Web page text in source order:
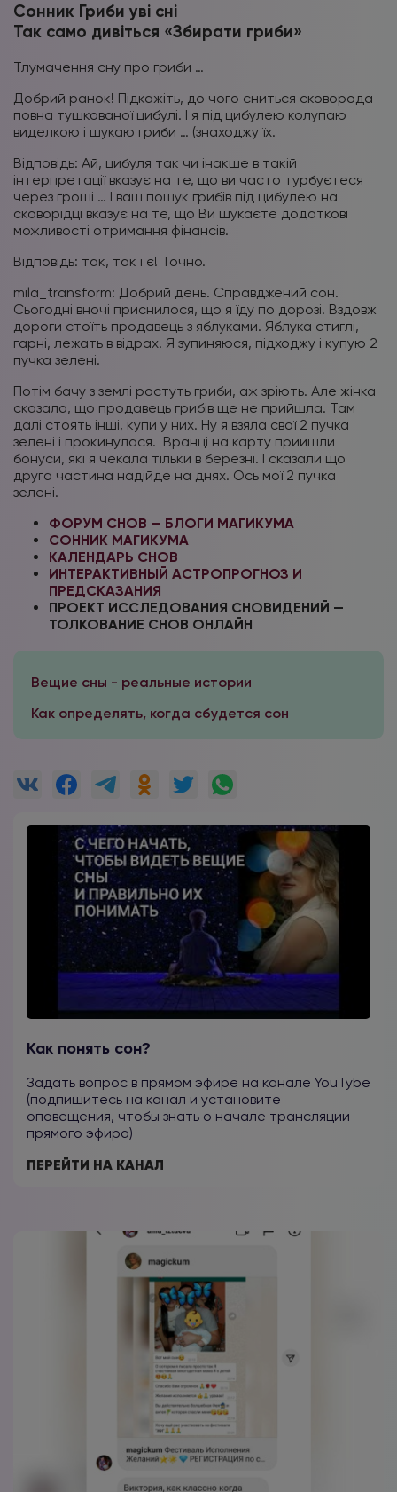
Сонник Гриби уві сні
Так само дивіться «Збирати гриби»
Тлумачення сну про гриби …
Добрий ранок! Підкажіть, до чого сниться сковорода
повна тушкованої цибулі. І я під цибулею колупаю
виделкою і шукаю гриби … (знаходжу їх.
Відповідь: Ай, цибуля так чи інакше в такій
інтерпретації вказує на те, що ви часто турбуєтеся
через гроші … І ваш пошук грибів під цибулею на
сковорідці вказує на те, що Ви шукаєте додаткові
можливості отримання фінансів.
Відповідь: так, так і є! Точно.
mila_transform: Добрий день. Справджений сон.
Сьогодні вночі приснилося, що я їду по дорозі. Вздовж
дороги стоїть продавець з яблуками. Яблука стиглі,
гарні, лежать в відрах. Я зупиняюся, підходжу і купую 2
пучка зелені.
Потім бачу з землі ростуть гриби, аж зріють. Але жінка
сказала, що продавець грибів ще не прийшла. Там
далі стоять інші, купи у них. Ну я взяла свої 2 пучка
зелені і прокинулася. Вранці на карту прийшли
бонуси, які я чекала тільки в березні. І сказали що
друга частина надійде на днях. Ось мої 2 пучка
зелені.
ФОРУМ СНОВ — БЛОГИ МАГИКУМА
СОННИК МАГИКУМА
КАЛЕНДАРЬ СНОВ
ИНТЕРАКТИВНЫЙ АСТРОПРОГНОЗ И
ПРЕДСКАЗАНИЯ
ПРОЕКТ ИССЛЕДОВАНИЯ СНОВИДЕНИЙ —
ТОЛКОВАНИЕ СНОВ ОНЛАЙН
Вещие сны - реальные истории
Как определять, когда сбудется сон
Как понять сон?
Задать вопрос в прямом эфире на канале YouTybe
(подпишитесь на канал и установите
оповещения, чтобы знать о начале трансляции
прямого эфира)
ПЕРЕЙТИ НА КАНАЛ